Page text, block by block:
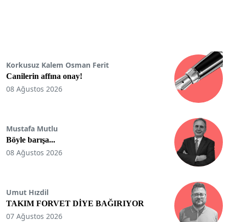
Korkusuz Kalem Osman Ferit
Canilerin affına onay!
08 Ağustos 2026
Mustafa Mutlu
Böyle barışa...
08 Ağustos 2026
Umut Hızdil
TAKIM FORVET DİYE BAĞIRIYOR
07 Ağustos 2026